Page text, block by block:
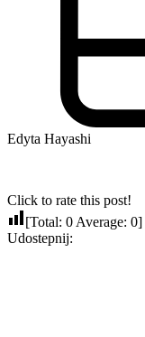
Edyta Hayashi
Click to rate this post!
[Total: 0 Average: 0]
Udostepnij: